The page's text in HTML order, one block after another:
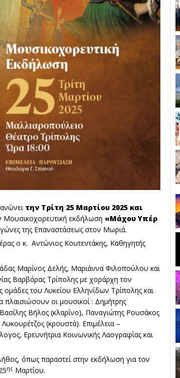
την Τρίτη 25 Μαρτίου 2025 και
Μουσικοχορευτική εκδήλωση «Μάχου Υπέρ
της Επαναστάσεως στον Μωριά.
ο κ. Αντώνιος Κουτεντάκης, Καθηγητής
Μαρίνος Δελής, Μαριάννα Φιλοπούλου και
Βαρβάρας Τρίπολης με χοράρχη τον
του Λυκείου Ελληνίδων Τρίπολης και
οι μουσικοί : Δημήτρης
Βήλος (κλαρίνο), Παναγιώτης Ρουσάκος
(κρουστά). Επιμέλεια –
Ερευνήτρια Κοινωνικής Λαογραφίας και
όπως παραστεί στην εκδήλωση για τον
ης Μαρτίου.